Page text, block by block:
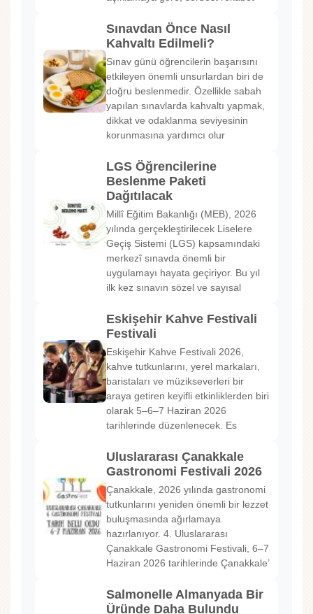
Sınavdan Önce Nasıl
Kahvaltı Edilmeli?
Sınav günü öğrencilerin başarısını
etkileyen önemli unsurlardan biri de
doğru beslenmedir. Özellikle sabah
yapılan sınavlarda kahvaltı yapmak,
dikkat ve odaklanma seviyesinin
korunmasına yardımcı olur
LGS Öğrencilerine
Beslenme Paketi
Dağıtılacak
Millî Eğitim Bakanlığı (MEB), 2026
yılında gerçekleştirilecek Liselere
Geçiş Sistemi (LGS) kapsamındaki
merkezî sınavda önemli bir
uygulamayı hayata geçiriyor. Bu yıl
ilk kez sınavın sözel ve sayısal
Eskişehir Kahve Festivali
Festivali
Eskişehir Kahve Festivali 2026,
kahve tutkunlarını, yerel markaları,
baristaları ve müzikseverleri bir
araya getiren keyifli etkinliklerden biri
olarak 5–6–7 Haziran 2026
tarihlerinde düzenlenecek. Es
Uluslararası Çanakkale
Gastronomi Festivali 2026
Çanakkale, 2026 yılında gastronomi
tutkunlarını yeniden önemli bir lezzet
buluşmasında ağırlamaya
hazırlanıyor. 4. Uluslararası
Çanakkale Gastronomi Festivali, 6–7
Haziran 2026 tarihlerinde Çanakkale’
Salmonelle Almanyada Bir
Üründe Daha Bulundu